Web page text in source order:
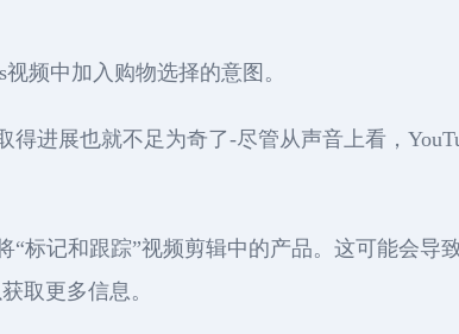
频中加入购物选择的意图。
得进展也就不足为奇了-尽管从声音上看，
“标记和跟踪”视频剪辑中的产品。这可能会
取更多信息。